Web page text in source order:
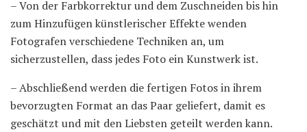
– Von der Farbkorrektur und dem Zuschneiden bis hin
zum Hinzufügen künstlerischer Effekte wenden
Fotografen verschiedene Techniken an, um
sicherzustellen, dass jedes Foto ein Kunstwerk ist.
– Abschließend werden die fertigen Fotos in ihrem
bevorzugten Format an das Paar geliefert, damit es
geschätzt und mit den Liebsten geteilt werden kann.